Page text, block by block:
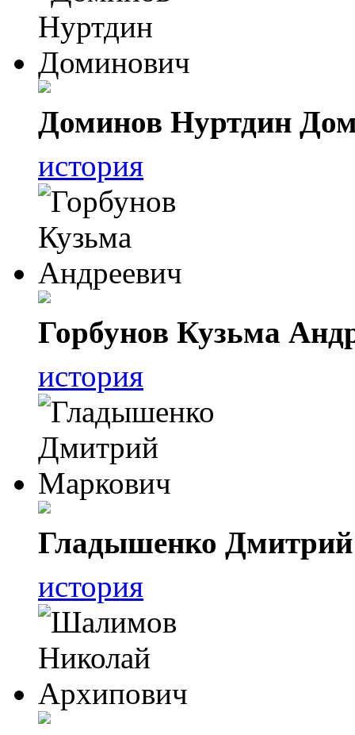
Доминов Нуртдин
история
Горбунов Кузьма
история
Гладышенко
история